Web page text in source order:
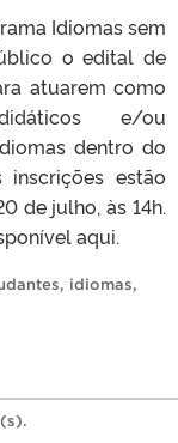
Idiomas sem
o edital de
atuarem como
e/ou
dentro do
inscrições estão
de julho, às 14h.
aqui.
, idiomas,